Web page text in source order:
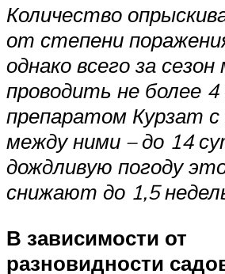
Количество
от степени
однако всего за
проводить не более
препаратом Курзат
между ними – до 14
дождливую погоду
снижают до 1,5
В зависимости от
разновидности